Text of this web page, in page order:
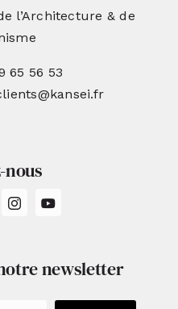
l’Architecture & de
65 56 53
nous
newsletter